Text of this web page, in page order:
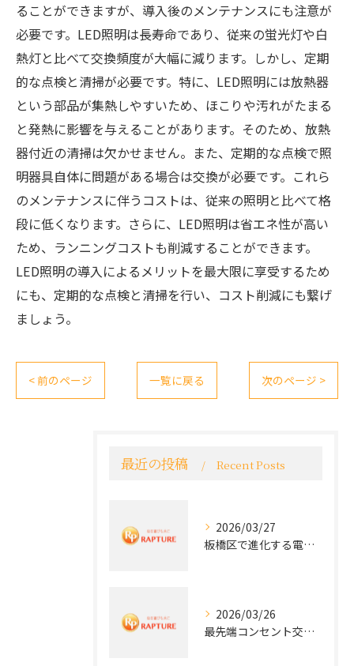
ることができますが、導入後のメンテナンスにも注意が
必要です。LED照明は長寿命であり、従来の蛍光灯や白
熱灯と比べて交換頻度が大幅に減ります。しかし、定期
的な点検と清掃が必要です。特に、LED照明には放熱器
という部品が集熱しやすいため、ほこりや汚れがたまる
と発熱に影響を与えることがあります。そのため、放熱
器付近の清掃は欠かせません。また、定期的な点検で照
明器具自体に問題がある場合は交換が必要です。これら
のメンテナンスに伴うコストは、従来の照明と比べて格
段に低くなります。さらに、LED照明は省エネ性が高い
ため、ランニングコストも削減することができます。
LED照明の導入によるメリットを最大限に享受するため
にも、定期的な点検と清掃を行い、コスト削減にも繋げ
ましょう。
< 前のページ 一覧に戻る 次のページ >
最近の投稿 Recent Posts
2026/03/27
板橋区で進化する電気工事と最新コンセント交換技術
2026/03/26
最先端コンセント交換で快適な生活を実現する電気工事の技術